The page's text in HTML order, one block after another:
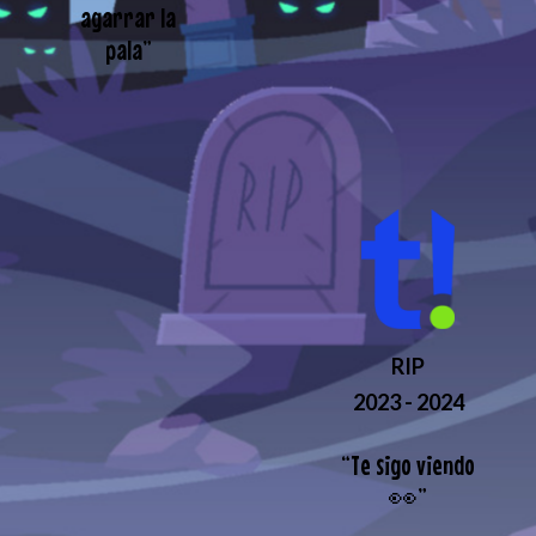
agarrar la
pala”
RIP
2023 - 2024
“Te sigo viendo
👀”